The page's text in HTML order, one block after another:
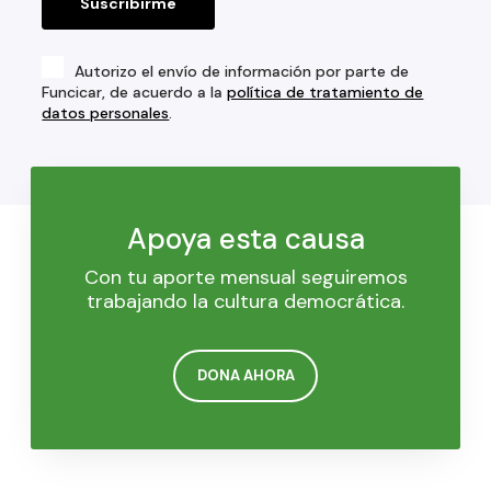
Autorizo el envío de información por parte de
Funcicar, de acuerdo a lapolítica de tratamiento de
datos personales.
Apoya esta causa
Con tu aporte mensual seguiremos
trabajando la cultura democrática.
DONA AHORA